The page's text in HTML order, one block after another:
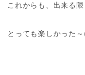
これからも、出来る
とっても楽しかった